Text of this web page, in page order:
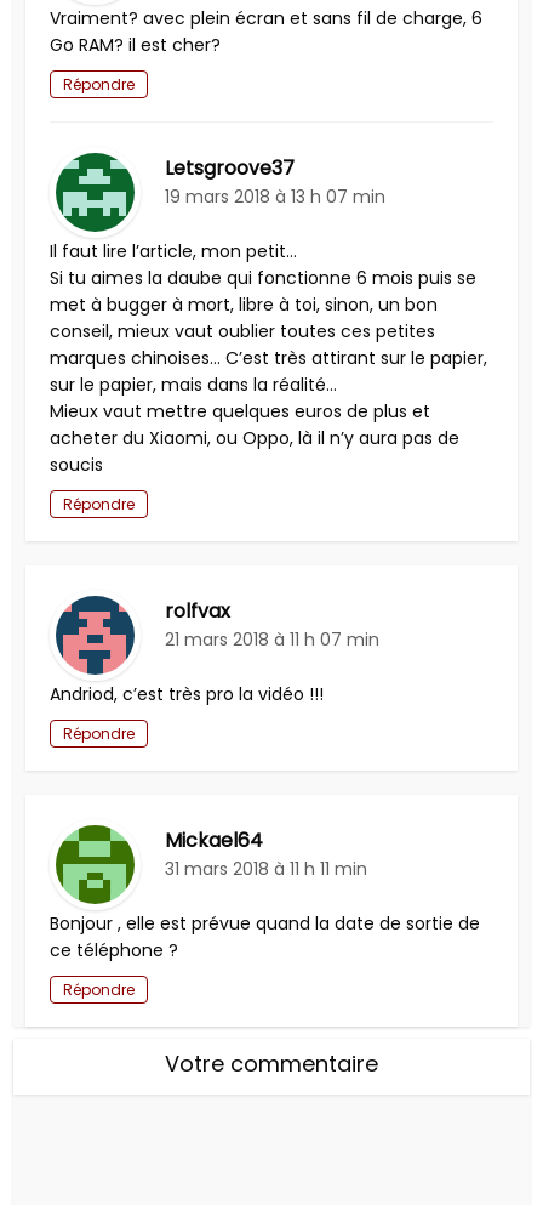
Vraiment? avec plein écran et sans fil de charge, 6
Go RAM? il est cher?
Répondre
Letsgroove37
19 mars 2018 à 13 h 07 min
Il faut lire l’article, mon petit…
Si tu aimes la daube qui fonctionne 6 mois puis se
met à bugger à mort, libre à toi, sinon, un bon
conseil, mieux vaut oublier toutes ces petites
marques chinoises… C’est très attirant sur le papier,
sur le papier, mais dans la réalité…
Mieux vaut mettre quelques euros de plus et
acheter du Xiaomi, ou Oppo, là il n’y aura pas de
soucis
Répondre
rolfvax
21 mars 2018 à 11 h 07 min
Andriod, c’est très pro la vidéo !!!
Répondre
Mickael64
31 mars 2018 à 11 h 11 min
Bonjour , elle est prévue quand la date de sortie de
ce téléphone ?
Répondre
Votre commentaire